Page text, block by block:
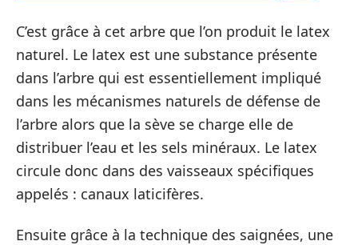
C’est grâce à cet arbre que l’on produit le latex
naturel. Le latex est une substance présente
dans l’arbre qui est essentiellement impliqué
dans les mécanismes naturels de défense de
l’arbre alors que la sève se charge elle de
distribuer l’eau et les sels minéraux. Le latex
circule donc dans des vaisseaux spécifiques
appelés : canaux laticifères.
Ensuite grâce à la technique des saignées, une